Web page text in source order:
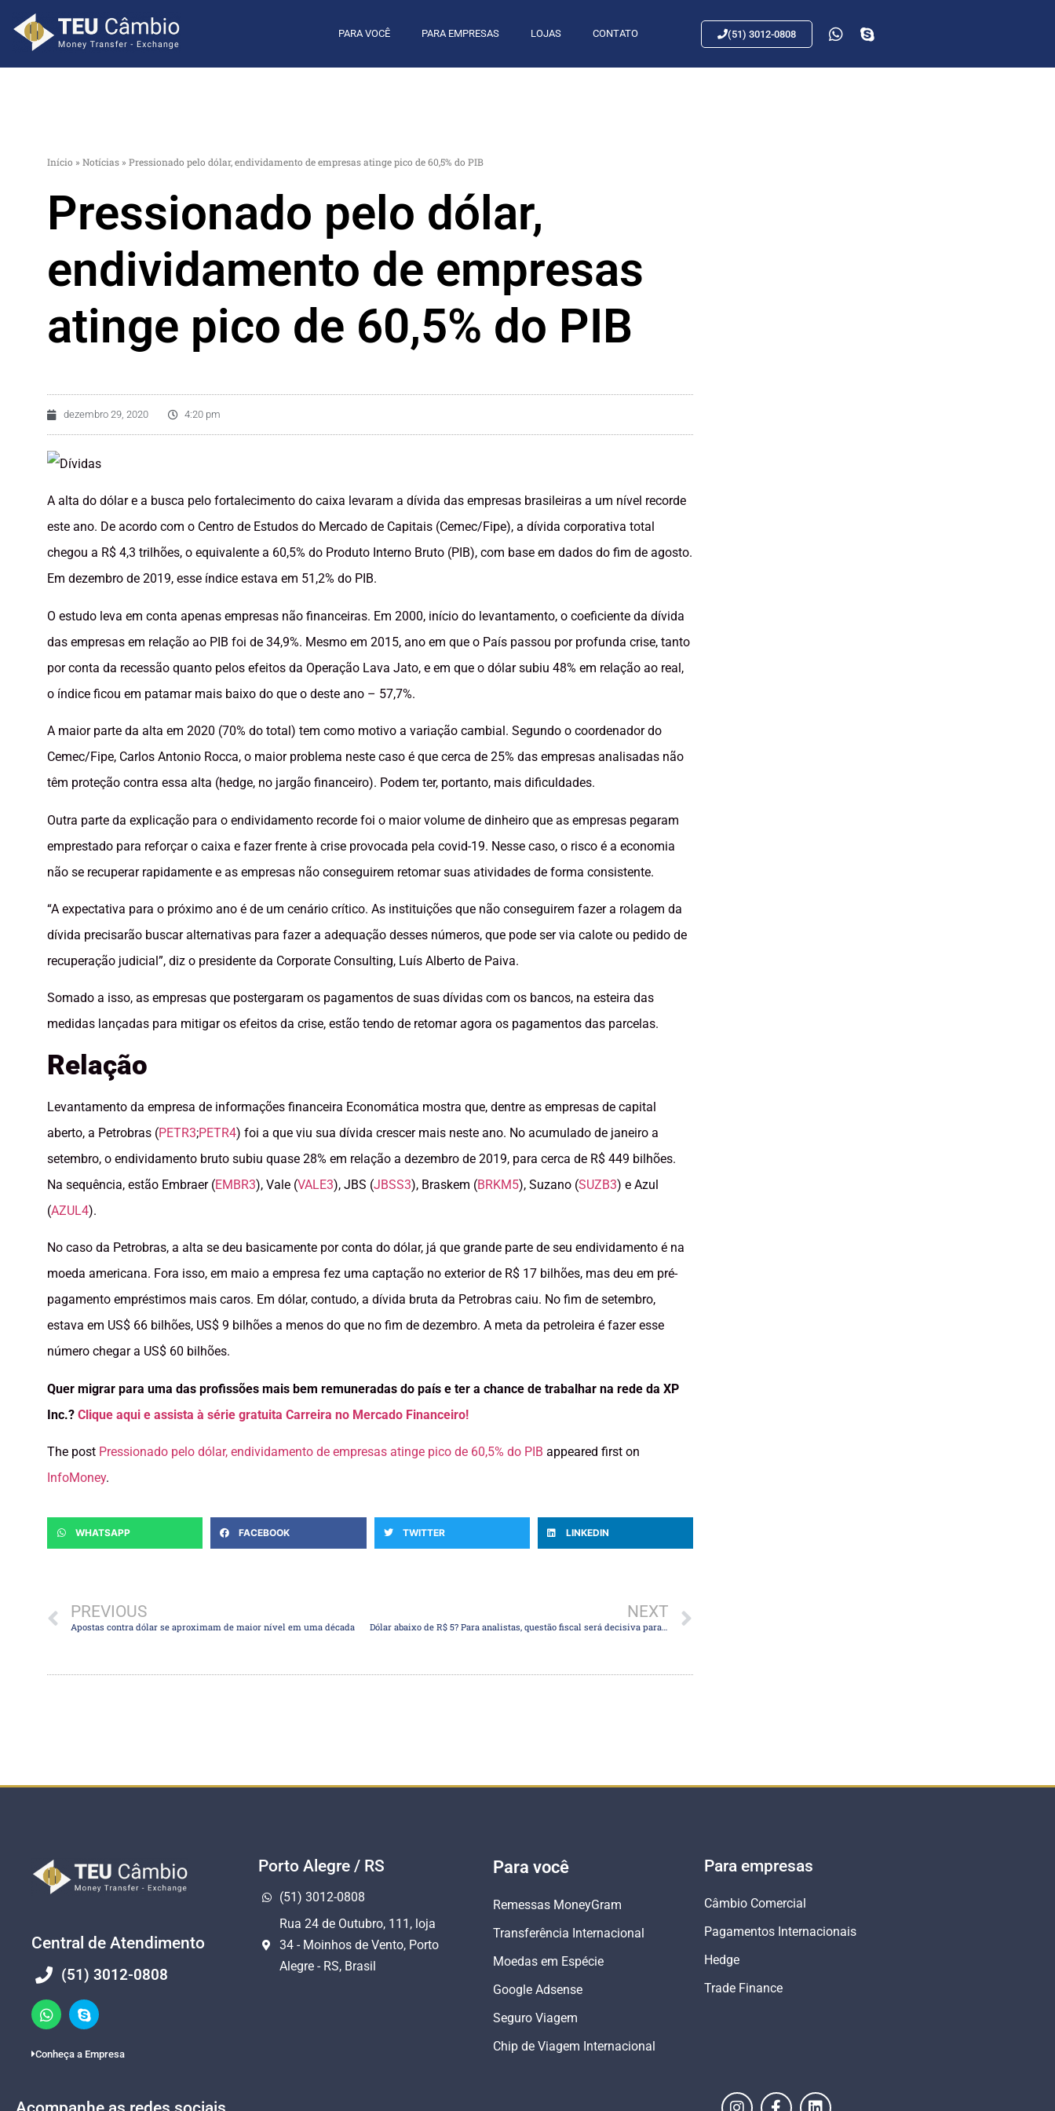
PARA VOCÊ PARA EMPRESAS LOJAS CONTATO (51) 3012-0808
Início » Notícias » Pressionado pelo dólar, endividamento de empresas atinge pico de 60,5% do PIB
Pressionado pelo dólar,
endividamento de empresas
atinge pico de 60,5% do PIB
dezembro 29, 2020 4:20 pm
A alta do dólar e a busca pelo fortalecimento do caixa levaram a dívida das empresas brasileiras a um nível recorde
este ano. De acordo com o Centro de Estudos do Mercado de Capitais (Cemec/Fipe), a dívida corporativa total
chegou a R$ 4,3 trilhões, o equivalente a 60,5% do Produto Interno Bruto (PIB), com base em dados do fim de agosto.
Em dezembro de 2019, esse índice estava em 51,2% do PIB.
O estudo leva em conta apenas empresas não financeiras. Em 2000, início do levantamento, o coeficiente da dívida
das empresas em relação ao PIB foi de 34,9%. Mesmo em 2015, ano em que o País passou por profunda crise, tanto
por conta da recessão quanto pelos efeitos da Operação Lava Jato, e em que o dólar subiu 48% em relação ao real,
o índice ficou em patamar mais baixo do que o deste ano – 57,7%.
A maior parte da alta em 2020 (70% do total) tem como motivo a variação cambial. Segundo o coordenador do
Cemec/Fipe, Carlos Antonio Rocca, o maior problema neste caso é que cerca de 25% das empresas analisadas não
têm proteção contra essa alta (hedge, no jargão financeiro). Podem ter, portanto, mais dificuldades.
Outra parte da explicação para o endividamento recorde foi o maior volume de dinheiro que as empresas pegaram
emprestado para reforçar o caixa e fazer frente à crise provocada pela covid-19. Nesse caso, o risco é a economia
não se recuperar rapidamente e as empresas não conseguirem retomar suas atividades de forma consistente.
“A expectativa para o próximo ano é de um cenário crítico. As instituições que não conseguirem fazer a rolagem da
dívida precisarão buscar alternativas para fazer a adequação desses números, que pode ser via calote ou pedido de
recuperação judicial”, diz o presidente da Corporate Consulting, Luís Alberto de Paiva.
Somado a isso, as empresas que postergaram os pagamentos de suas dívidas com os bancos, na esteira das
medidas lançadas para mitigar os efeitos da crise, estão tendo de retomar agora os pagamentos das parcelas.
Relação
Levantamento da empresa de informações financeira Economática mostra que, dentre as empresas de capital
aberto, a Petrobras (PETR3;PETR4) foi a que viu sua dívida crescer mais neste ano. No acumulado de janeiro a
setembro, o endividamento bruto subiu quase 28% em relação a dezembro de 2019, para cerca de R$ 449 bilhões.
Na sequência, estão Embraer (EMBR3), Vale (VALE3), JBS (JBSS3), Braskem (BRKM5), Suzano (SUZB3) e Azul
(AZUL4).
No caso da Petrobras, a alta se deu basicamente por conta do dólar, já que grande parte de seu endividamento é na
moeda americana. Fora isso, em maio a empresa fez uma captação no exterior de R$ 17 bilhões, mas deu em pré-
pagamento empréstimos mais caros. Em dólar, contudo, a dívida bruta da Petrobras caiu. No fim de setembro,
estava em US$ 66 bilhões, US$ 9 bilhões a menos do que no fim de dezembro. A meta da petroleira é fazer esse
número chegar a US$ 60 bilhões.
Quer migrar para uma das profissões mais bem remuneradas do país e ter a chance de trabalhar na rede da XP
Inc.? Clique aqui e assista à série gratuita Carreira no Mercado Financeiro!
The post Pressionado pelo dólar, endividamento de empresas atinge pico de 60,5% do PIB appeared first on
InfoMoney.
WHATSAPP FACEBOOK TWITTER LINKEDIN
PREVIOUS
Apostas contra dólar se aproximam de maior nível em uma década
NEXT
Dólar abaixo de R$ 5? Para analistas, questão fiscal será decisiva para movimento do câmbio em 2021
Central de Atendimento
(51) 3012-0808
Conheça a Empresa
Porto Alegre / RS
(51) 3012-0808
Rua 24 de Outubro, 111, loja
34 - Moinhos de Vento, Porto
Alegre - RS, Brasil
Para você
Remessas MoneyGram
Transferência Internacional
Moedas em Espécie
Google Adsense
Seguro Viagem
Chip de Viagem Internacional
Para empresas
Câmbio Comercial
Pagamentos Internacionais
Hedge
Trade Finance